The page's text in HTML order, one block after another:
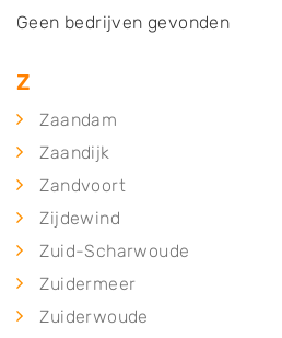
Geen bedrijven gevonden
Z
Zaandam
Zaandijk
Zandvoort
Zijdewind
Zuid-Scharwoude
Zuidermeer
Zuiderwoude